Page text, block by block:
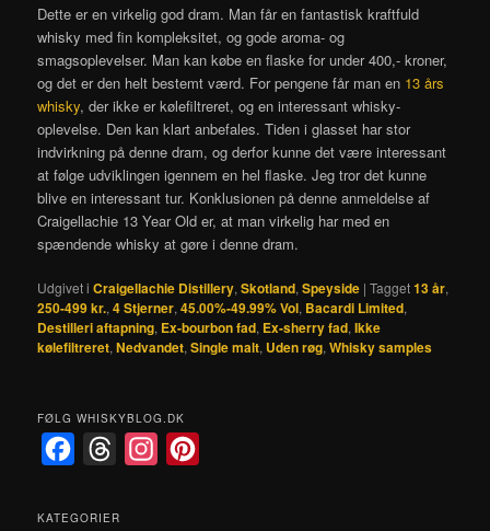
Dette er en virkelig god dram. Man får en fantastisk kraftfuld
whisky med fin kompleksitet, og gode aroma- og
smagsoplevelser. Man kan købe en flaske for under 400,- kroner,
og det er den helt bestemt værd. For pengene får man en 13 års
whisky, der ikke er kølefiltreret, og en interessant whisky-
oplevelse. Den kan klart anbefales. Tiden i glasset har stor
indvirkning på denne dram, og derfor kunne det være interessant
at følge udviklingen igennem en hel flaske. Jeg tror det kunne
blive en interessant tur. Konklusionen på denne anmeldelse af
Craigellachie 13 Year Old er, at man virkelig har med en
spændende whisky at gøre i denne dram.
Udgivet i Craigellachie Distillery,Skotland,Speyside |Tagget13 år,
250-499 kr.,4 Stjerner,45.00%-49.99% Vol, Bacardi Limited,
Destilleri aftapning, Ex-bourbon fad, Ex-sherry fad,Ikke
kølefiltreret,Nedvandet,Single malt, Uden røg,Whisky samples
FØLG WHISKYBLOG.DK
c
r
KATEGORIER